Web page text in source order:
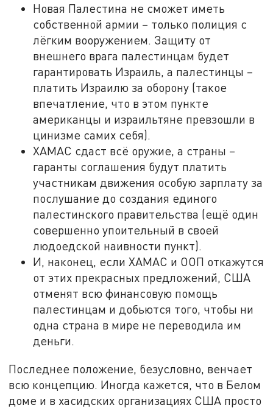
Новая Палестина не сможет иметь
собственной армии – только полиция с
лёгким вооружением. Защиту от
внешнего врага палестинцам будет
гарантировать Израиль, а палестинцы –
платить Израилю за оборону (такое
впечатление, что в этом пункте
американцы и израильтяне превзошли в
цинизме самих себя).
ХАМАС сдаст всё оружие, а страны –
гаранты соглашения будут платить
участникам движения особую зарплату за
послушание до создания единого
палестинского правительства (ещё один
совершенно упоительный в своей
людоедской наивности пункт).
И, наконец, если ХАМАС и ООП откажутся
от этих прекрасных предложений, США
отменят всю финансовую помощь
палестинцам и добьются того, чтобы ни
одна страна в мире не переводила им
деньги.
Последнее положение, безусловно, венчает
всю концепцию. Иногда кажется, что в Белом
доме и в хасидских организациях США просто